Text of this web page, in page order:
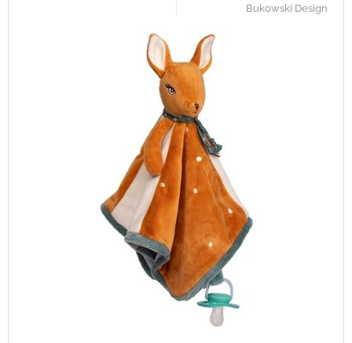
Bukowski Design